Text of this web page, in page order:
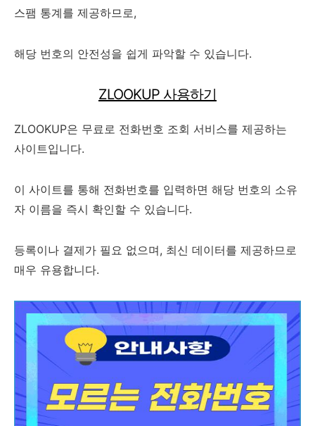
스팸 통계를 제공하므로,
해당 번호의 안전성을 쉽게 파악할 수 있습니다.
ZLOOKUP 사용하기
ZLOOKUP은 무료로 전화번호 조회 서비스를 제공하는
사이트입니다.
이 사이트를 통해 전화번호를 입력하면 해당 번호의 소유
자 이름을 즉시 확인할 수 있습니다.
등록이나 결제가 필요 없으며, 최신 데이터를 제공하므로
매우 유용합니다.